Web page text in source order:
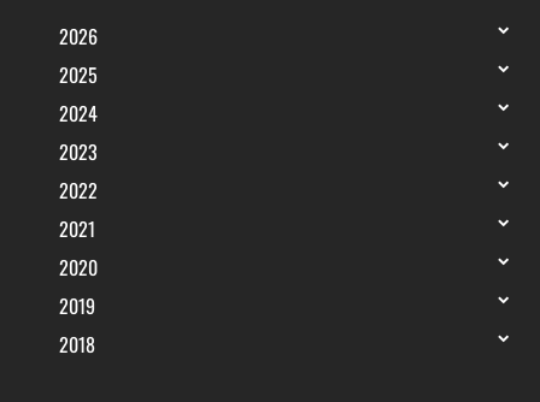
2026
2025
2024
2023
2022
2021
2020
2019
2018